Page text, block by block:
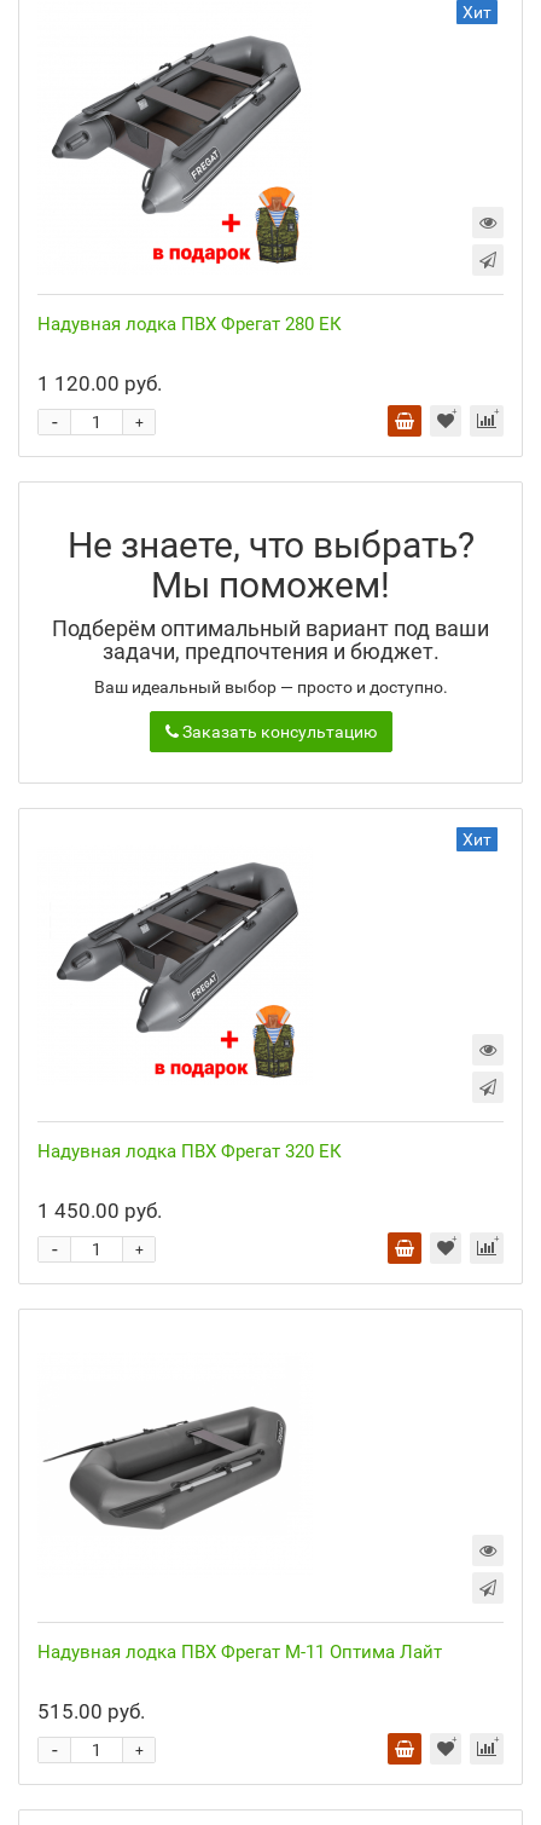
Хит
Надувная лодка ПВХ Фрегат 280 ЕК
1 120.00 руб.
+
-
Не знаете, что выбрать?
Мы поможем!
Подберём оптимальный вариант под ваши
задачи, предпочтения и бюджет.
Ваш идеальный выбор — просто и доступно.
Заказать консультацию
Хит
Надувная лодка ПВХ Фрегат 320 ЕК
1 450.00 руб.
+
-
Надувная лодка ПВХ Фрегат М-11 Оптима Лайт
515.00 руб.
+
-